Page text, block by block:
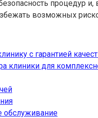
возможных
с гарантией
клиники для
обслуживание